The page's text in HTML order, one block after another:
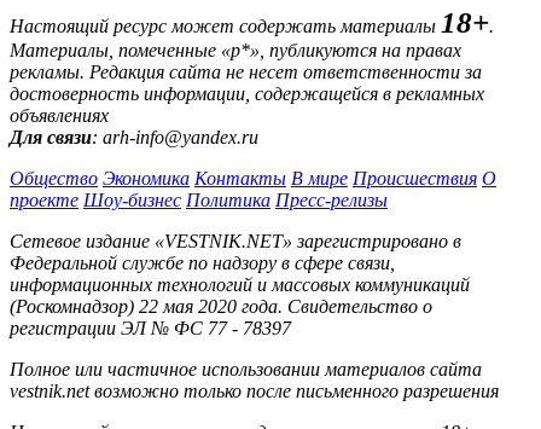
Настоящий ресурс может содержать материалы 18+.
Материалы, помеченные «р*», публикуются на правах
рекламы. Редакция сайта не несет ответственности за
достоверность информации, содержащейся в рекламных
объявлениях
Для связи: arh-info@yandex.ru
Общество Экономика Контакты В мире Происшествия О
проекте Шоу-бизнес Политика Пресс-релизы
Сетевое издание «VESTNIK.NET» зарегистрировано в
Федеральной службе по надзору в сфере связи,
информационных технологий и массовых коммуникаций
(Роскомнадзор) 22 мая 2020 года. Свидетельство о
регистрации ЭЛ № ФС 77 - 78397
Полное или частичное использовании материалов сайта
vestnik.net возможно только после письменного разрешения